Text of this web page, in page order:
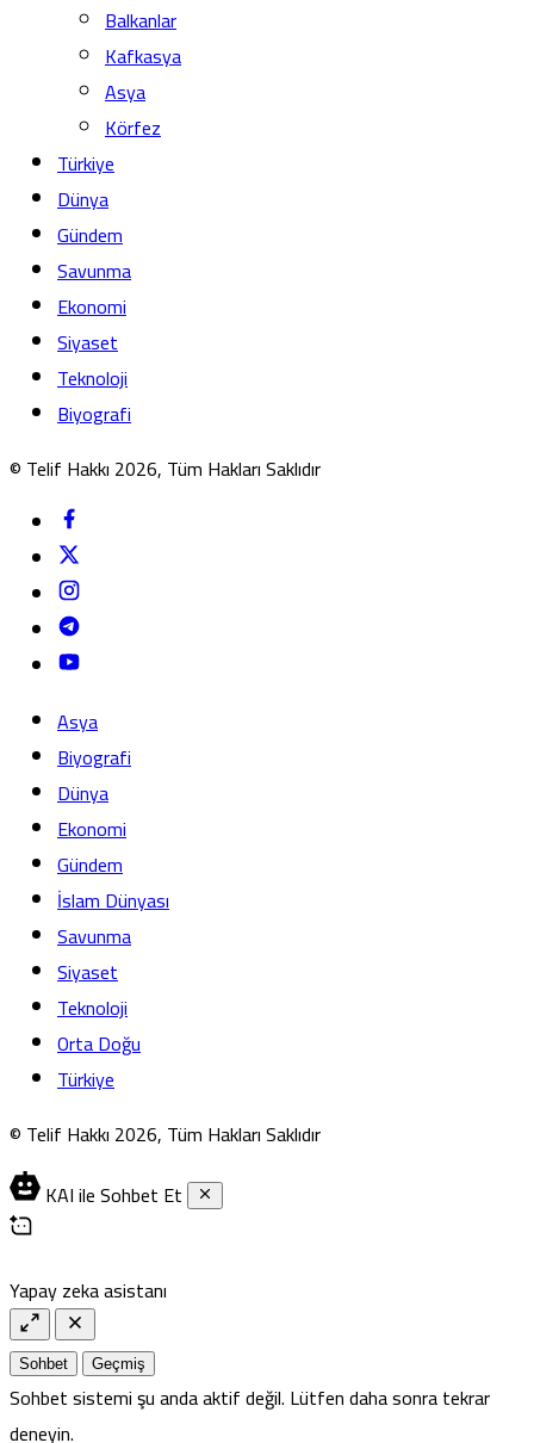
Balkanlar
Kafkasya
Asya
Körfez
Türkiye
Dünya
Gündem
Savunma
Ekonomi
Siyaset
Teknoloji
Biyografi
© Telif Hakkı 2026, Tüm Hakları Saklıdır
Asya
Biyografi
Dünya
Ekonomi
Gündem
İslam Dünyası
Savunma
Siyaset
Teknoloji
Orta Doğu
Türkiye
© Telif Hakkı 2026, Tüm Hakları Saklıdır
KAI ile Sohbet Et
Yapay zeka asistanı
Sohbet Geçmiş
Sohbet sistemi şu anda aktif değil. Lütfen daha sonra tekrar
deneyin.